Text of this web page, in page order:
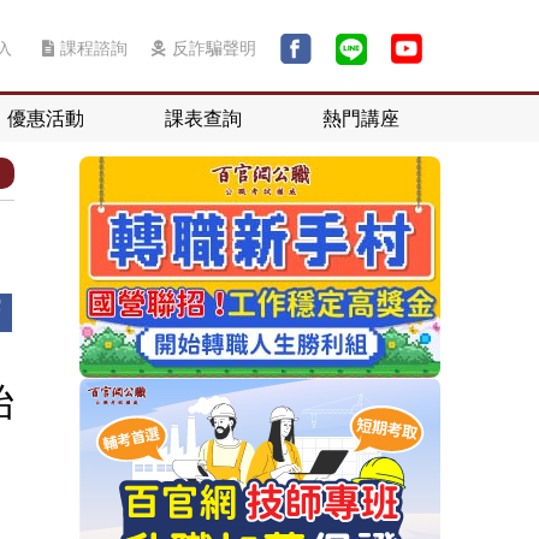
課程諮詢 反詐騙聲明
優惠活動 課表查詢 熱門講座